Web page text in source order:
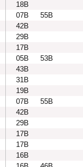
18B
07B
55B
42B
29B
17B
05B
53B
43B
31B
19B
07B
55B
42B
29B
17B
17B
16B